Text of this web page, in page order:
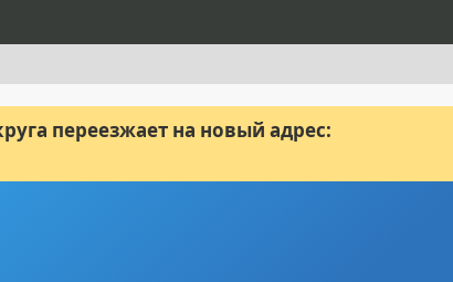
переезжает на новый адрес: